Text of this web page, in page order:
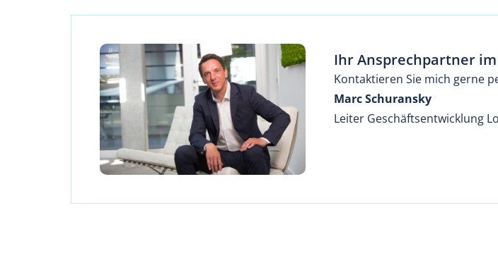
Ihr Ansprechpartner
Kontaktieren Sie mich gerne
Marc Schuransky
Leiter Geschäftsentwicklung